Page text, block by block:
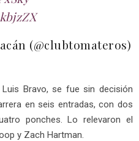
(@clubtomateros)
Bravo, se fue sin decisión
en seis entradas, con dos
ponches. Lo relevaron el
y Zach Hartman.